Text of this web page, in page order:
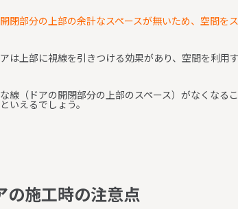
開閉部分の上部の余計なスペースが無いため、空間を
は上部に視線を引きつける効果があり、空間を利用
線（ドアの開閉部分の上部のスペース）がなくなる
といえるでしょう。
の施工時の注意点